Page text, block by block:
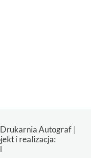
Autograf |
i realizacja: